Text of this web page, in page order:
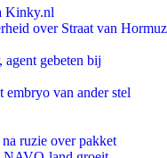
Kinky.nl
over Straat van Hormuz
gebeten bij
van ander stel
ruzie over pakket